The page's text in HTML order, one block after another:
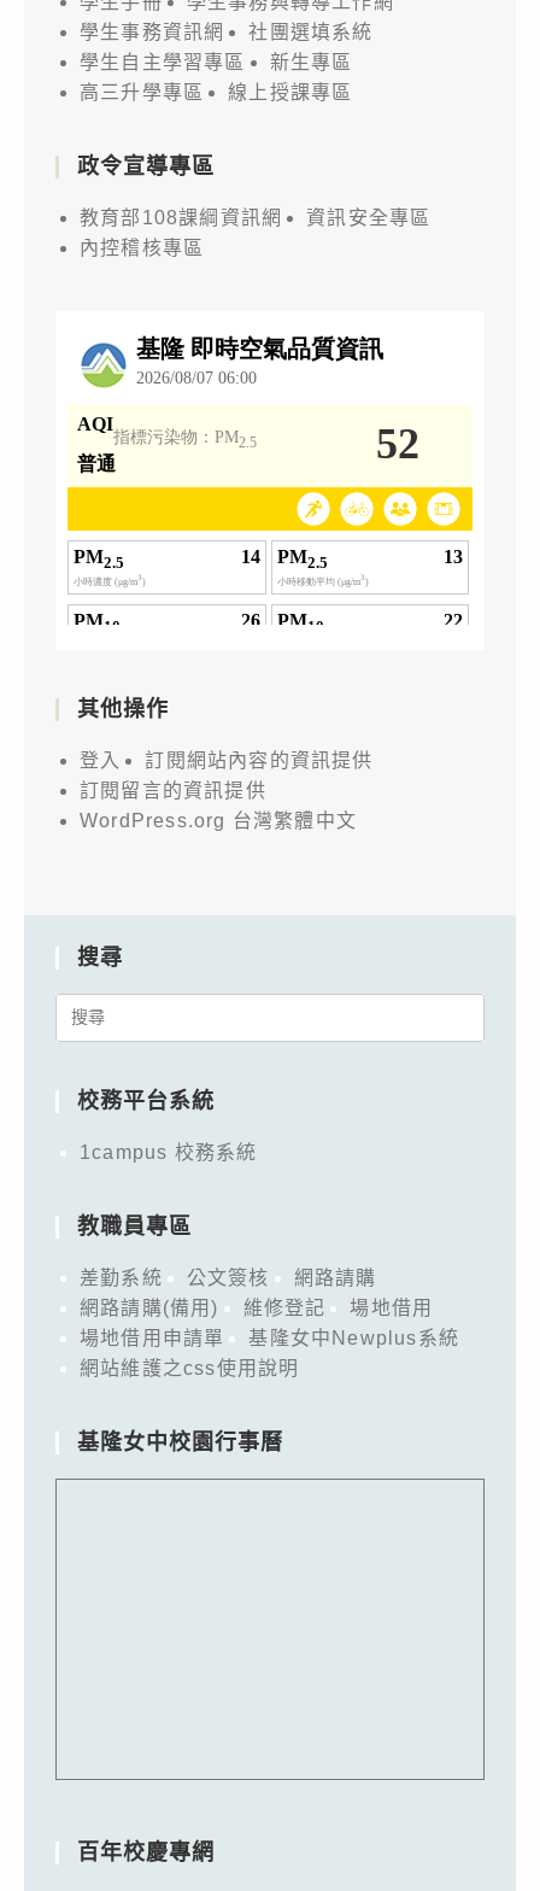
學生事務資訊網
社團選填系統
學生自主學習專區
新生專區
高三升學專區
線上授課專區
政令宣導專區
教育部108課綱資訊網
資訊安全專區
內控稽核專區
其他操作
登入
訂閱網站內容的資訊提供
訂閱留言的資訊提供
WordPress.org 台灣繁體中文
搜尋
Search
校務平台系統
1campus 校務系統
教職員專區
差勤系統 公文簽核
網路請購
網路請購(備用)
維修登記
場地借用
場地借用申請單
基隆女中Newplus系統
網站維護之css使用說明
基隆女中校園行事曆
百年校慶專網